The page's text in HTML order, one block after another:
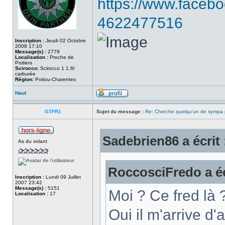
Inscription : Jeudi 02 Octobre
2008 17:10
Message(s) : 2779
Localisation : Proche de
Poitiers
Scirocco: Scirocco 1 1.6l
carburée
Région: Poitou-Charentes
https://
4622477516
Haut
GTFR1 Sujet du message : Re: Cherche quelqu'un de
As du volant
Inscription : Lundi 09 Juillet
2007 23:42
Message(s) : 5151
Localisation : 17
Sadebrien86 a écrit
RoccosciFredo a
Moi ? Ce fred là
Oui il m'arrive